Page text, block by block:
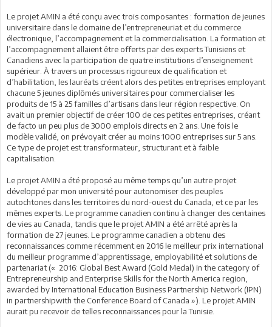
Le projet AMIN a été conçu avec trois composantes : formation de jeunes
universitaire dans le domaine de l’entrepreneuriat et du commerce
électronique, l’accompagnement et la commercialisation. La formation et
l’accompagnement allaient être offerts par des experts Tunisiens et
Canadiens avec la participation de quatre institutions d’enseignement
supérieur. À travers un processus rigoureux de qualification et
d’habilitation, les lauréats créent alors des petites entreprises employant
chacune 5 jeunes diplômés universitaires pour commercialiser les
produits de 15 à 25 familles d’artisans dans leur région respective. On
avait un premier objectif de créer 100 de ces petites entreprises, créant
de facto un peu plus de 3000 emplois directs en 2 ans. Une fois le
modèle validé, on prévoyait créer au moins 1000 entreprises sur 5 ans.
Ce type de projet est transformateur, structurant et à faible
capitalisation.
Le projet AMIN a été proposé au même temps qu’un autre projet
développé par mon université pour autonomiser des peuples
autochtones dans les territoires du nord-ouest du Canada, et ce par les
mêmes experts. Le programme canadien continu à changer des centaines
de vies au Canada, tandis que le projet AMIN a été arrêté après la
formation de 27 jeunes. Le programme canadien a obtenu des
reconnaissances comme récemment en 2016 le meilleur prix international
du meilleur programme d’apprentissage, employabilité et solutions de
partenariat (« 2016: Global Best Award (Gold Medal) in the category of
Entrepreneurship and Enterprise Skills for the North America region,
awarded by International Education Business Partnership Network (IPN)
in partnershipwith the Conference Board of Canada »). Le projet AMIN
aurait pu recevoir de telles reconnaissances pour la Tunisie.